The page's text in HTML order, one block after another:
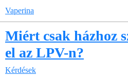
Vaperina
Miért csak házhoz
el az LPV-n?
Kérdések